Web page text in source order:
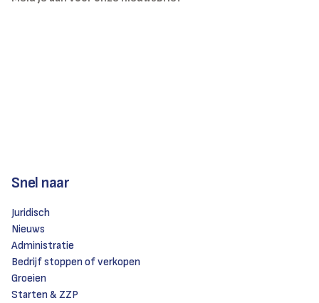
Snel naar
Juridisch
Nieuws
Administratie
Bedrijf stoppen of verkopen
Groeien
Starten & ZZP